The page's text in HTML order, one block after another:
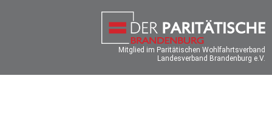
Mitglied im Paritätischen Wohlfahrtsverband
Landesverband Brandenburg e.V.